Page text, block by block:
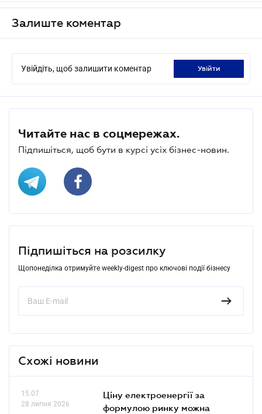
Залиште коментар
Увійдіть, щоб залишити коментар увійти
Читайте нас в соцмережах.
Підпишіться, щоб бути в курсі усіх бізнес-новин.
Підпишіться на розсилку
Щопонеділка отримуйте weekly-digest про ключові події бізнесу
Схожі новини
15.07
28 липня 2026
Ціну електроенергії за
формулою ринку можна